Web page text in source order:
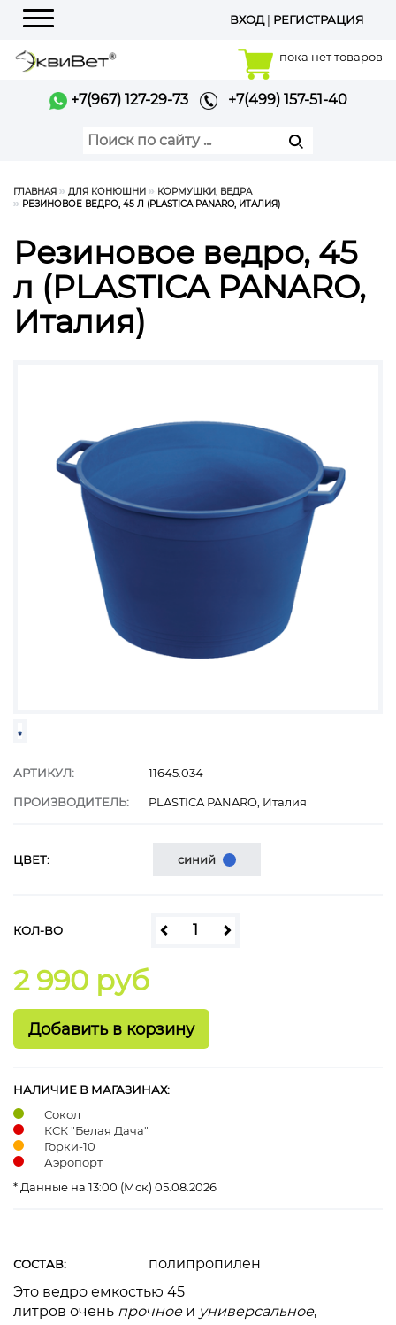
Меню
ВХОД| РЕГИСТРАЦИЯ
пока нет товаров
+7(967) 127-29-73 +7(499) 157-51-40
ГЛАВНАЯ ДЛЯ КОНЮШНИ
КОРМУШКИ, ВЕДРА
РЕЗИНОВОЕ ВЕДРО, 45 Л (PLASTICA PANARO, ИТАЛИЯ)
Резиновое ведро, 45
л (PLASTICA PANARO,
Италия)
АРТИКУЛ: 11645.034
ПРОИЗВОДИТЕЛЬ: PLASTICA PANARO, Италия
ЦВЕТ: синий
КОЛ-ВО
2 990 руб
НАЛИЧИЕ В МАГАЗИНАХ:
Сокол
КСК "Белая Дача"
Горки-10
Аэропорт
* Данные на 13:00 (Мск) 05.08.2026
СОСТАВ:
полипропилен
Это ведро емкостью 45
литров очень прочное и универсальное,